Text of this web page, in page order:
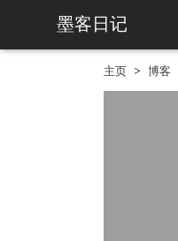
墨客日记
主页 博客